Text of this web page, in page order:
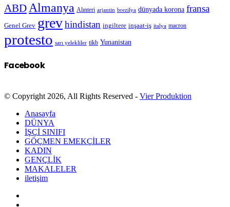
ABD Almanya Alınteri arjantin brezilya dünyada korona fransa
Genel Grev grevhindistan ingiltere inşaat-iş italya macron
protesto sarı yelekliler tikb Yunanistan
Facebook
© Copyright 2026, All Rights Reserved - Vier Produktion
Anasayfa
DÜNYA
İŞÇİ SINIFI
GÖÇMEN EMEKÇİLER
KADIN
GENÇLİK
MAKALELER
iletişim